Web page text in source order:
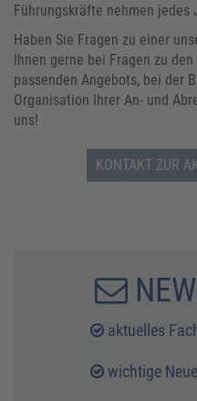
Führungskräfte nehmen
Haben Sie Fragen zu einer
Ihnen gerne bei Fragen zu
passenden Angebots, bei der
Organisation Ihrer An- und
uns!
KONTAKT ZUR
aktuelles
wichtige